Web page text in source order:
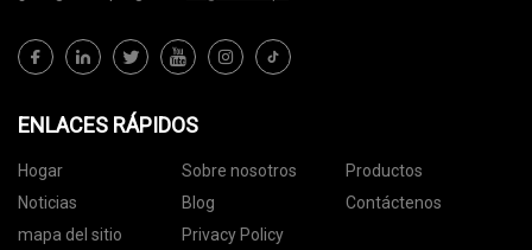
ENLACES RÁPIDOS
Hogar Sobre nosotros
Productos
Noticias
Blog
Contáctenos
mapa del sitio
Privacy Policy